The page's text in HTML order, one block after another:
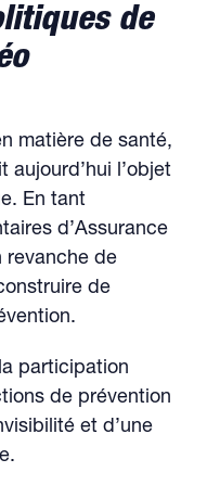
de
matière de santé,
aujourd’hui l’objet
En tant
d’Assurance
revanche de
de
participation
de prévention
et d’une